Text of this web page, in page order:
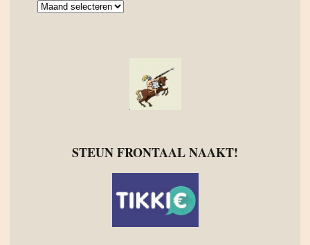
Archief
STEUN FRONTAAL NAAKT!